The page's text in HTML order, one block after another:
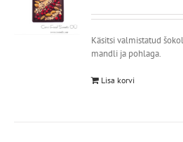
Käsitsi valmistatud
mandli ja pohlaga.
Lisa korvi